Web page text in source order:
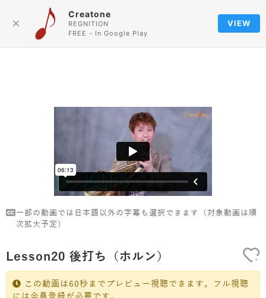
×
Creatone
REGNITION
FREE - In Google Play
VIEW
Lesson20 後打ち（ホルン）
この動画は60秒までプレビュー視聴できます。フル視聴
+
一部の動画では日本語以外の字幕も選択できます（対象動画は順
次拡大予定）